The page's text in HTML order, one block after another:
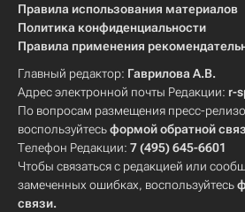
Правила использования материалов
Политика конфиденциальности
Правила применения
Главный редактор: Гаврилова А.В.
Адрес электронной почты Редакции: r-
По вопросам размещения пресс-
воспользуйтесьформой обратной
Телефон Редакции: 7 (495) 645-6601
Чтобы связаться с редакцией или
замеченных ошибках, воспользуйтесь
связи.